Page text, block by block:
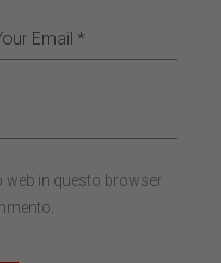
web in questo browser